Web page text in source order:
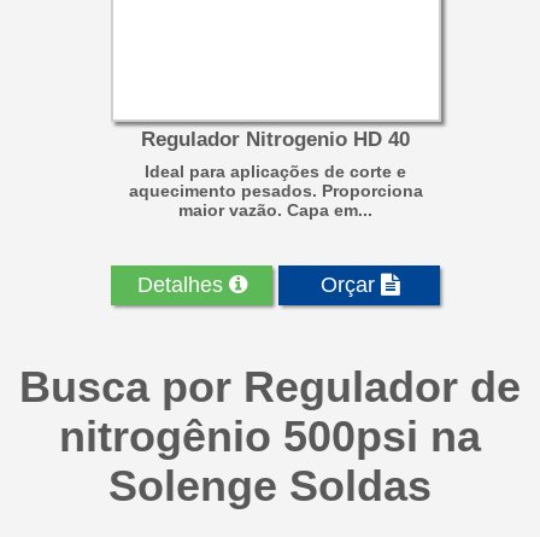
Regulador Nitrogenio HD 40
Ideal para aplicações de corte e
aquecimento pesados. Proporciona
maior vazão. Capa em...
Detalhes Orçar
Busca por Regulador de
nitrogênio 500psi na
Solenge Soldas